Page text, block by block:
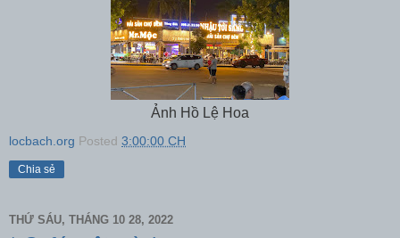
Ảnh Hồ Lệ Hoa
locbach.org Posted 3:00:00 CH
Chia sẻ
THỨ SÁU, THÁNG 10 28, 2022